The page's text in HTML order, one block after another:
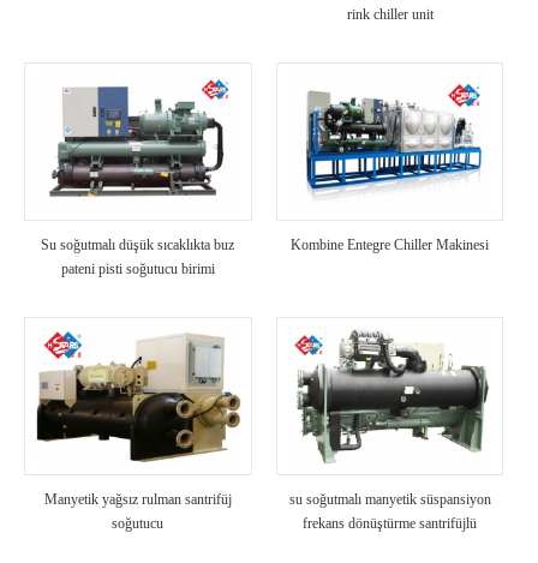
rink chiller unit
Su soğutmalı düşük sıcaklıkta buz
pateni pisti soğutucu birimi
Kombine Entegre Chiller Makinesi
Manyetik yağsız rulman santrifüj
soğutucu
su soğutmalı manyetik süspansiyon
frekans dönüştürme santrifüjlü